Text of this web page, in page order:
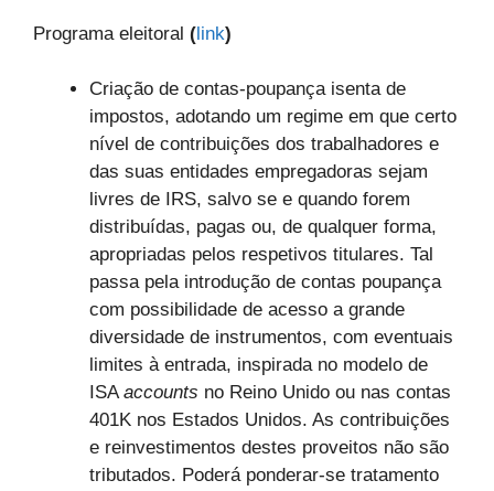
Programa eleitoral (link)
Criação de contas-poupança isenta de
impostos, adotando um regime em que certo
nível de contribuições dos trabalhadores e
das suas entidades empregadoras sejam
livres de IRS, salvo se e quando forem
distribuídas, pagas ou, de qualquer forma,
apropriadas pelos respetivos titulares. Tal
passa pela introdução de contas poupança
com possibilidade de acesso a grande
diversidade de instrumentos, com eventuais
limites à entrada, inspirada no modelo de
ISAaccounts no Reino Unido ou nas contas
401K nos Estados Unidos. As contribuições
e reinvestimentos destes proveitos não são
tributados. Poderá ponderar-se tratamento